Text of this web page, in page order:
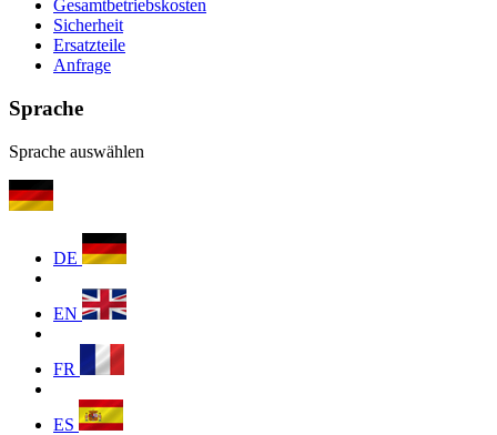
Gesamtbetriebskosten
Sicherheit
Ersatzteile
Anfrage
Sprache
Sprache auswählen
DE
EN
FR
ES